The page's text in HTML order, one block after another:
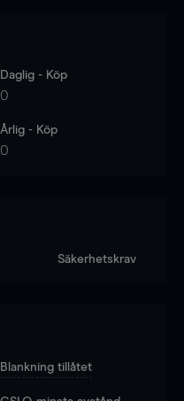
Daglig - Köp
0
Årlig - Köp
0
Säkerhetskrav
Blankning tillåtet